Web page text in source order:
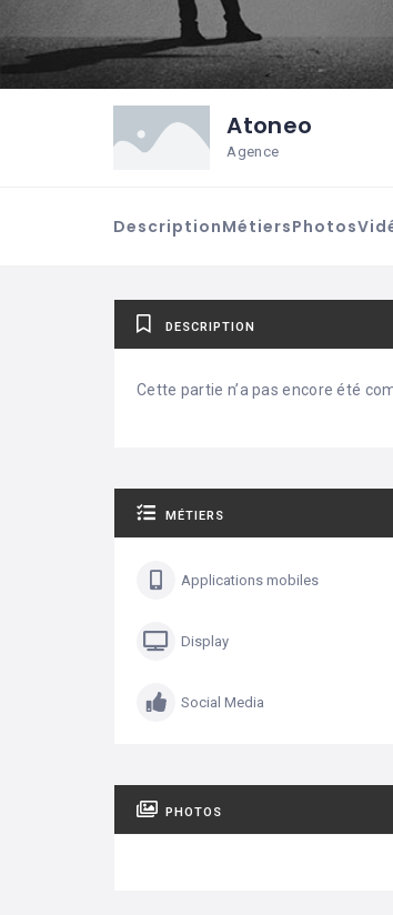
Atoneo
Agence
DescriptionMétiersPhotos
DESCRIPTION
Cette partie n’a pas encore été
MÉTIERS
Applications mobiles
Display
Social Media
PHOTOS